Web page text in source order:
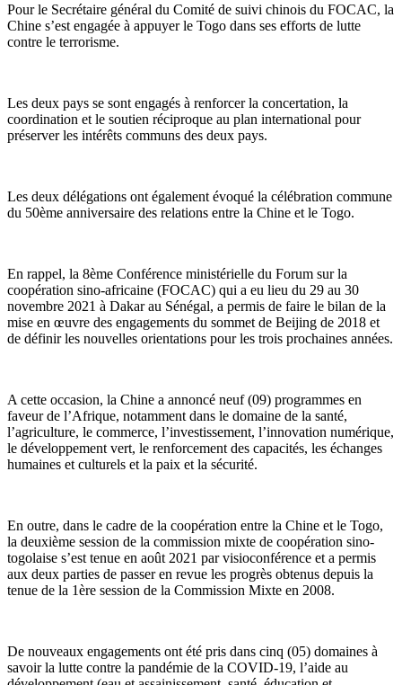
Pour le Secrétaire général du Comité de suivi chinois du FOCAC, la
Chine s’est engagée à appuyer le Togo dans ses efforts de lutte
contre le terrorisme.
Les deux pays se sont engagés à renforcer la concertation, la
coordination et le soutien réciproque au plan international pour
préserver les intérêts communs des deux pays.
Les deux délégations ont également évoqué la célébration commune
du 50ème anniversaire des relations entre la Chine et le Togo.
En rappel, la 8ème Conférence ministérielle du Forum sur la
coopération sino-africaine (FOCAC) qui a eu lieu du 29 au 30
novembre 2021 à Dakar au Sénégal, a permis de faire le bilan de la
mise en œuvre des engagements du sommet de Beijing de 2018 et
de définir les nouvelles orientations pour les trois prochaines années.
A cette occasion, la Chine a annoncé neuf (09) programmes en
faveur de l’Afrique, notamment dans le domaine de la santé,
l’agriculture, le commerce, l’investissement, l’innovation numérique,
le développement vert, le renforcement des capacités, les échanges
humaines et culturels et la paix et la sécurité.
En outre, dans le cadre de la coopération entre la Chine et le Togo,
la deuxième session de la commission mixte de coopération sino-
togolaise s’est tenue en août 2021 par visioconférence et a permis
aux deux parties de passer en revue les progrès obtenus depuis la
tenue de la 1ère session de la Commission Mixte en 2008.
De nouveaux engagements ont été pris dans cinq (05) domaines à
savoir la lutte contre la pandémie de la COVID-19, l’aide au